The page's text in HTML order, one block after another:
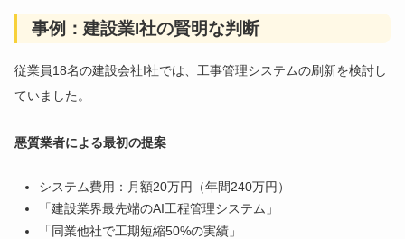
事例：建設業I社の賢明な判断
従業員18名の建設会社I社では、工事管理システムの刷新を検討し
ていました。
悪質業者による最初の提案
システム費用：月額20万円（年間240万円）
「建設業界最先端のAI工程管理システム」
「同業他社で工期短縮50%の実績」